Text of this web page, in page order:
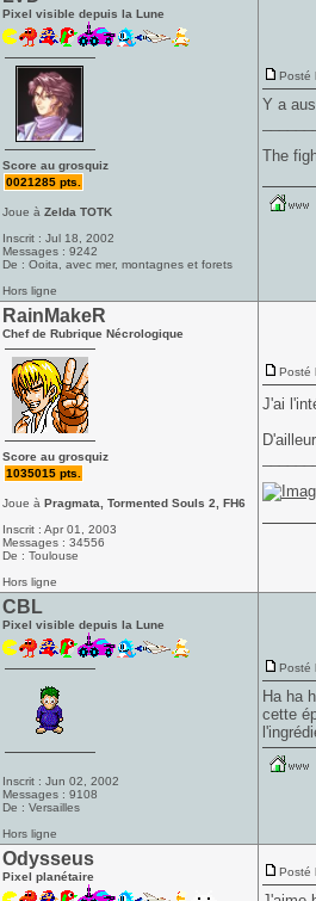
Pixel visible depuis la Lune
Score au grosquiz
0021285 pts.
Joue à Zelda TOTK
Inscrit : Jul 18, 2002
Messages : 9242
De : Ooita, avec mer, montagnes et forets
Hors ligne
Posté
Y a
The
RainMakeR
Chef de Rubrique Nécrologique
Score au grosquiz
1035015 pts.
Joue à Pragmata, Tormented Souls 2, FH6
Inscrit : Apr 01, 2003
Messages : 34556
De : Toulouse
Hors ligne
Posté
J'ai
CBL
Pixel visible depuis la Lune
Inscrit : Jun 02, 2002
Messages : 9108
De : Versailles
Hors ligne
Posté
Ha ha
cette
Odysseus
Pixel planétaire Posté